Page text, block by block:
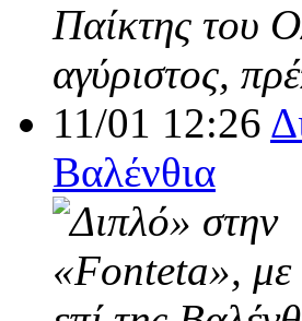
Παίκτης του
αγύριστος,
11/01 12:26
Βαλένθια